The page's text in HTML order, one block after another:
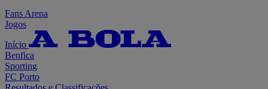
Fans Arena
Jogos
Início
Benfica
Sporting
FC Porto